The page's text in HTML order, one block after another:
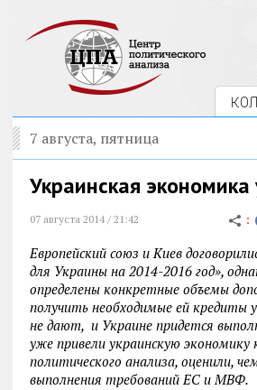
7 августа, пятница
Украинская
07 августа 2014 / 21:42
Европейский союз и Киев
для Украины на 2014-2016 год»,
определены конкретные объемы
получить необходимые ей
не дают, и Украине придется
уже привели украинскую
политического анализа, оценили,
выполнения требований ЕС и МВФ.